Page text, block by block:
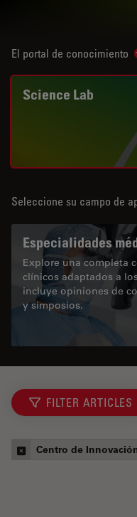
El portal de conocimiento
Science Lab
Seleccione su campo de
Especialidades
Explore una completa
clínicos adaptados a
incluye opiniones de
y simposios.
FILTER ARTICLES
Centro de